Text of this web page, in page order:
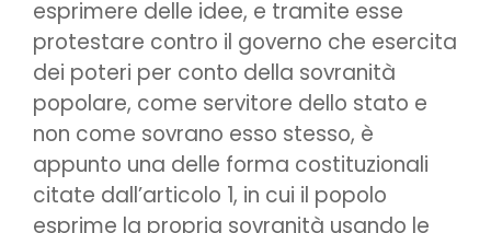
esprimere delle idee, e tramite esse
protestare contro il governo che esercita
dei poteri per conto della sovranità
popolare, come servitore dello stato e
non come sovrano esso stesso, è
appunto una delle forma costituzionali
citate dall’articolo 1, in cui il popolo
esprime la propria sovranità usando le